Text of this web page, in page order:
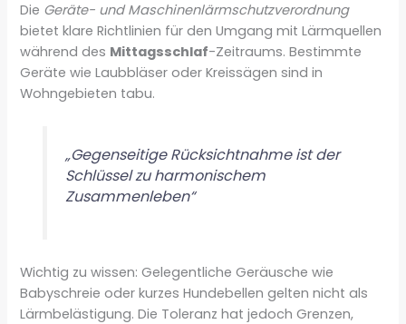
Die Geräte- und Maschinenlärmschutzverordnung
bietet klare Richtlinien für den Umgang mit Lärmquellen
während des Mittagsschlaf-Zeitraums. Bestimmte
Geräte wie Laubbläser oder Kreissägen sind in
Wohngebieten tabu.
„Gegenseitige Rücksichtnahme ist der
Schlüssel zu harmonischem
Zusammenleben“
Wichtig zu wissen: Gelegentliche Geräusche wie
Babyschreie oder kurzes Hundebellen gelten nicht als
Lärmbelästigung. Die Toleranz hat jedoch Grenzen,